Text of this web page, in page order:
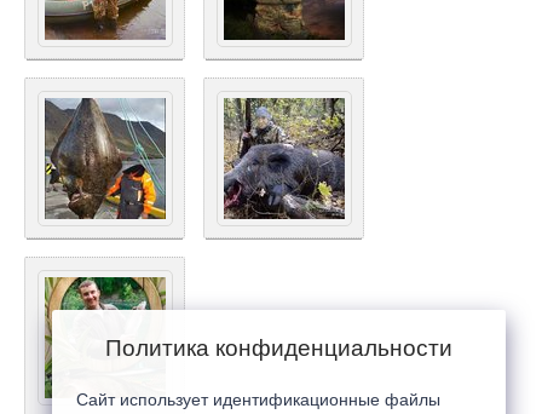
Политика конфиденциальности
Сайт использует идентификационные файлы